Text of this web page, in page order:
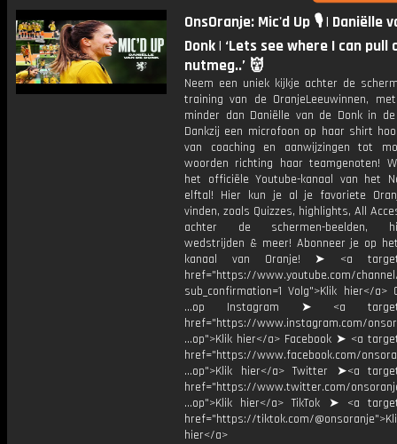
OnsOranje: Mic'd Up 🎙 | Daniëlle
Donk | ‘Lets see where I can
nutmeg..’ 👹
Neem een uniek kijkje achter de
training van de OranjeLeeuwinnen,
minder dan Daniëlle van de Donk in
Dankzij een microfoon op haar shirt
van coaching en aanwijzingen tot
woorden richting haar teamgenoten!
het officiële Youtube-kanaal van het
elftal! Hier kun je al je favoriete
vinden, zoals Quizzes, highlights, All
achter de schermen-beelden,
wedstrijden & meer! Abonneer je op
kanaal van Oranje! ➤ <a
href="https://www.youtube.com/channel/
sub_confirmation=1 Volg">Klik hier</a>
...op Instagram ➤ <a
href="https://www.instagram.com/
...op">Klik hier</a> Facebook ➤ <a
href="https://www.facebook.com/
...op">Klik hier</a> Twitter ➤<a
href="https://www.twitter.com/
...op">Klik hier</a> TikTok ➤ <a
href="https://tiktok.com/
hier</a>